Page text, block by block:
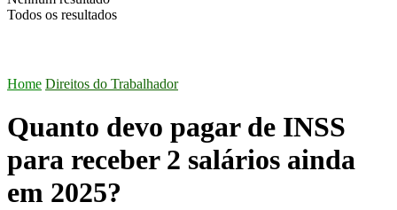
Todos os resultados
Home Direitos do Trabalhador
Quanto devo pagar de INSS
para receber 2 salários​ ainda
em 2025?